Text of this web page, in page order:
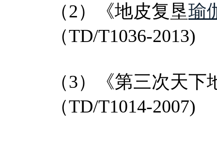
（2）《地皮复垦瑜
（TD/T1036-2013)
（3）《第三次天
（TD/T1014-2007)